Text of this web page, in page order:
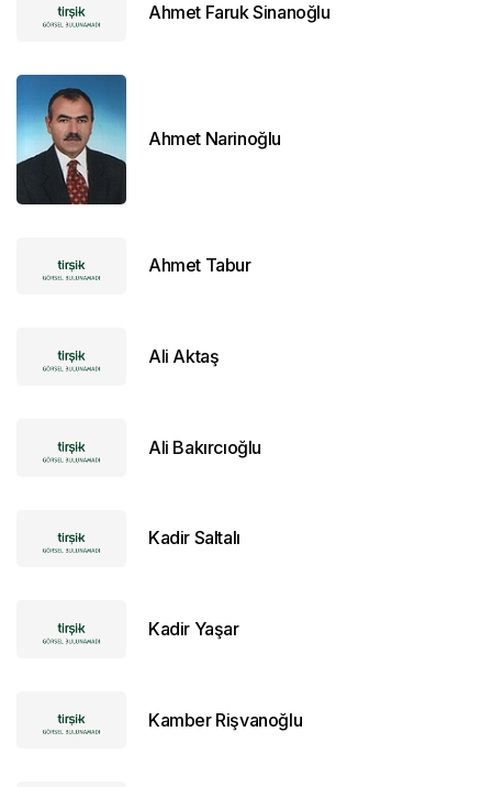
Ahmet Faruk Sinanoğlu
Ahmet Narinoğlu
Ahmet Tabur
Ali Aktaş
Ali Bakırcıoğlu
Kadir Saltalı
Kadir Yaşar
Kamber Rişvanoğlu